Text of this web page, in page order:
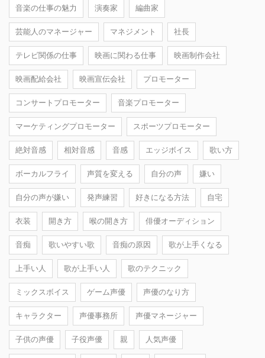
音楽の仕事の魅力 演奏家 編曲家
芸能人のマネージャー マネジメント 社長
テレビ関係の仕事 映画に関わる仕事 映画制作会社
映画配給会社 映画宣伝会社 プロモーター
コンサートプロモーター 音楽プロモーター
マーケティングプロモーター スポーツプロモーター
絶対音感 相対音感 音感 エッジボイス 歌い方
ボーカルフライ 声質を変える 自分の声 嫌い
自分の声が嫌い 発声練習 好きになる方法 自宅
衣装 開き方 喉の開き方 俳優オーディション
音痴 歌いやすい歌 音痴の原因 歌が上手くなる
上手い人 歌が上手い人 歌のテクニック
ミックスボイス ゲーム声優 声優のなり方
キャラクター 声優事務所 声優マネージャー
子供の声優 子役声優 親 人気声優